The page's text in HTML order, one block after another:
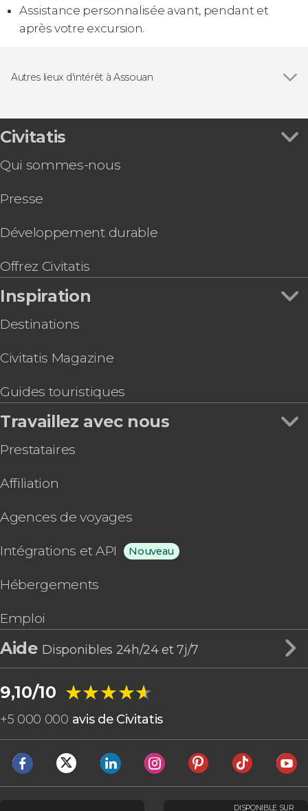
Assistance personnalisée avant, pendant et
après votre excursion.
Autres lieux d'intérêt à Assouan
Civitatis
Qui sommes-nous
Presse
Développement durable
Offrez Civitatis
Inspiration
Destinations
Civitatis Magazine
Guides touristiques
Travaillez avec nous
Prestataires
Affiliation
Agences de voyages
Intégrations et API Nouveau
Hébergements
Emploi
Aide Disponibles 24h/24 et 7j/7
9,10/10 ★★★★★
★★★★★
+5 000 000 avis de Civitatis
DISPONIBLE SUR